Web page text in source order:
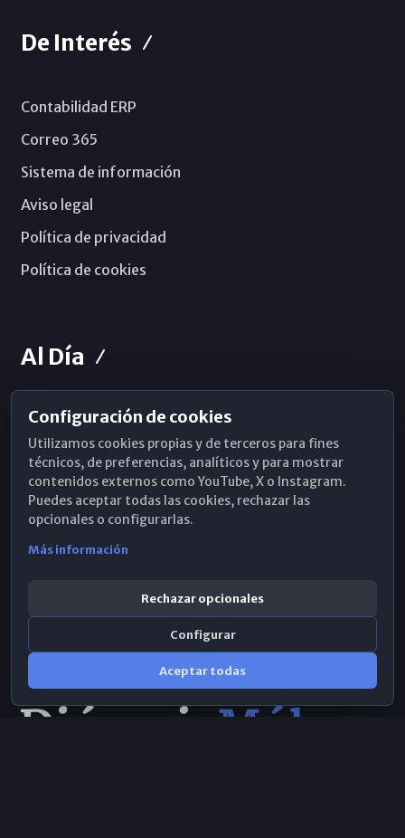
De Interés
Contabilidad ERP
Correo 365
Sistema de información
Aviso legal
Política de privacidad
Política de cookies
Al Día
Horarios de Misa
Hemeroteca
WhatsApp
Configuración de cookies
Utilizamos cookies propias y de terceros para fines
técnicos, de preferencias, analíticos y para mostrar
contenidos externos como YouTube, X o Instagram.
Puedes aceptar todas las cookies, rechazar las
opcionales o configurarlas.
Más información
Rechazar opcionales
Configurar
Aceptar todas